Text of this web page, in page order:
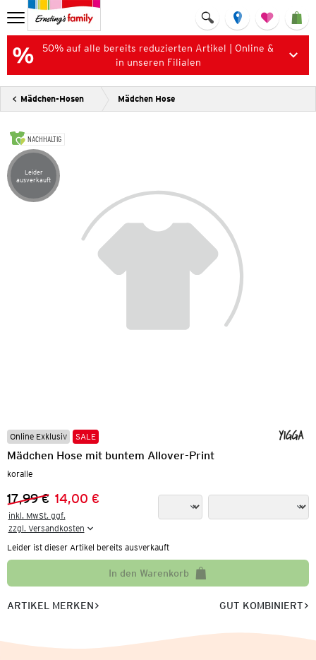
50% auf alle bereits reduzierten Artikel | Online &
in unseren Filialen
Mädchen-Hosen Mädchen Hose
NACHHALTIG
Artikel leider ausverkauft
Leider
ausverkauft
Online Exklusiv SALE
Mädchen Hose mit buntem Allover-Print
koralle
Vorheriger Preis:
17,99 €
Neuer Preis:
14,00 €
inkl. MwSt. ggf.
zzgl. Versandkosten
Leider ist dieser Artikel bereits ausverkauft
In den Warenkorb
ARTIKEL MERKEN GUT KOMBINIERT